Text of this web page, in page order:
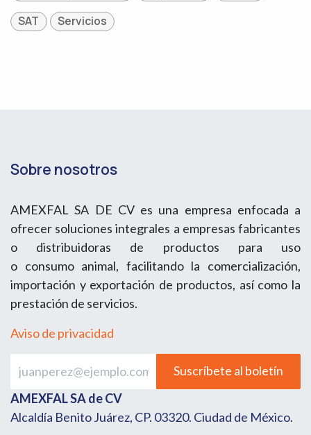
SAT
Servicios
Sobre nosotros
AMEXFAL SA DE CV es una empresa enfocada a
ofrecer soluciones integrales a empresas fabricantes
o distribuidoras de productos para uso
o consumo animal, facilitando la comercialización,
importación y exportación de productos, así como la
prestación de servicios.
Aviso de privacidad
Suscríbete al boletín
AMEXFAL SA de CV
Alcaldía Benito Juárez, CP. 03320. Ciudad de México.